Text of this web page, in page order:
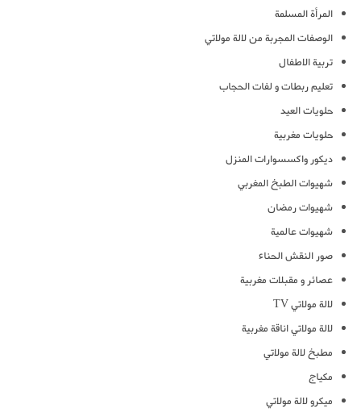
المرأة المسلمة
الوصفات المجربة من لالة مولاتي
تربية الاطفال
تعليم ربطات و لفات الحجاب
حلويات العيد
حلويات مغربية
ديكور واكسسوارات المنزل
شهيوات الطبخ المغربي
شهيوات رمضان
شهيوات عالمية
صور النقش الحناء
عصائر و مقبلات مغربية
لالة مولاتي TV
لالة مولاتي اناقة مغربية
مطبخ لالة مولاتي
مكياج
ميكرو لالة مولاتي